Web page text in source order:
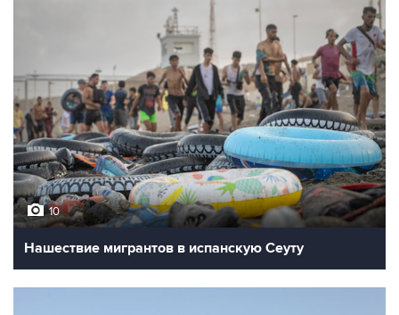
10
Нашествие мигрантов в испанскую Сеуту